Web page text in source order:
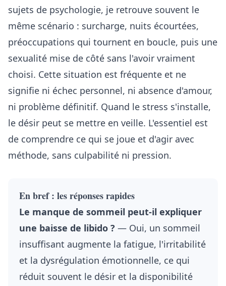
sujets de psychologie, je retrouve souvent le
même scénario : surcharge, nuits écourtées,
préoccupations qui tournent en boucle, puis une
sexualité mise de côté sans l'avoir vraiment
choisi. Cette situation est fréquente et ne
signifie ni échec personnel, ni absence d'amour,
ni problème définitif. Quand le stress s'installe,
le désir peut se mettre en veille. L'essentiel est
de comprendre ce qui se joue et d'agir avec
méthode, sans culpabilité ni pression.
En bref : les réponses rapides
Le manque de sommeil peut-il expliquer
une baisse de libido ? — Oui, un sommeil
insuffisant augmente la fatigue, l'irritabilité
et la dysrégulation émotionnelle, ce qui
réduit souvent le désir et la disponibilité